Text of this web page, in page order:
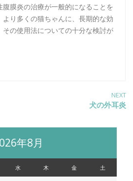
腹膜炎の治療が一般的になることを
り多くの猫ちゃんに、長期的な効
の使用法についての十分な検討が
NEXT
犬の外耳炎
年8月
水 木 金 土